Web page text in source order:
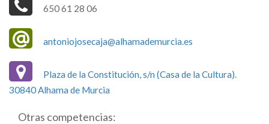
650 61 28 06
antoniojosecaja@alhamademurcia.es
Plaza de la Constitución, s/n (Casa de la Cultura).
30840 Alhama de Murcia
Otras competencias: